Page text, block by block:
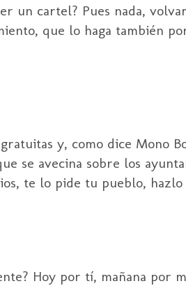
un cartel? Pues nada,
que lo haga también
y, como dice Mono
se avecina sobre los
te lo pide tu pueblo,
Hoy por tí, mañana por